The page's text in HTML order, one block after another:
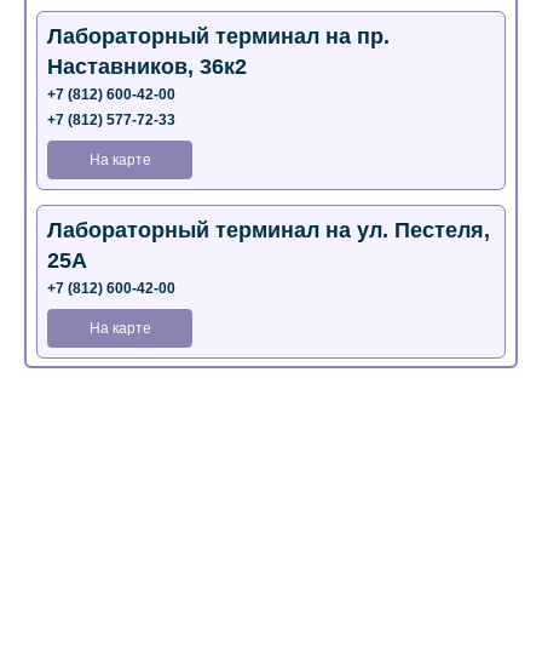
Лабораторный терминал на пр.
Наставников, 36к2
+7 (812) 600-42-00
+7 (812) 577-72-33
На карте
Лабораторный терминал на ул. Пестеля,
25А
+7 (812) 600-42-00
На карте